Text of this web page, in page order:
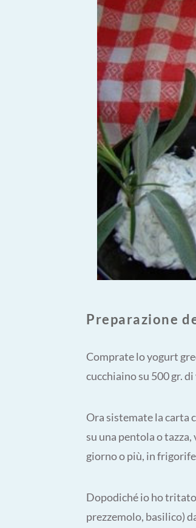
Preparazione
Comprate lo yogurt
cucchiaino su 500 gr.
Ora sistemate la carta
su una pentola o
giorno o più, in
Dopodiché io ho
prezzemolo, basilico)